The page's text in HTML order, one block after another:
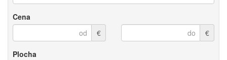
Cena
€
€
Plocha